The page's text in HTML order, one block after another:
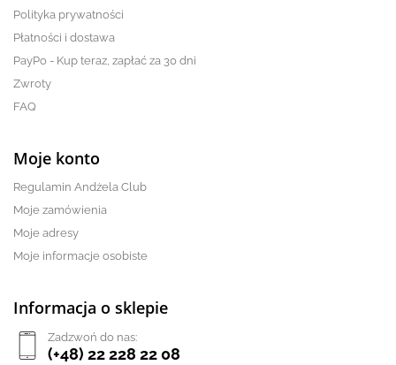
Polityka prywatności
Płatności i dostawa
PayPo - Kup teraz, zapłać za 30 dni
Zwroty
FAQ
Moje konto
Regulamin Andżela Club
Moje zamówienia
Moje adresy
Moje informacje osobiste
Informacja o sklepie
Zadzwoń do nas:
(+48) 22 228 22 08